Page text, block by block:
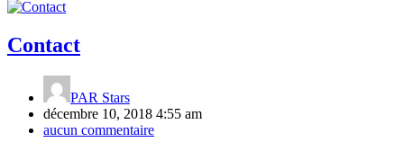
Contact
PAR Stars
décembre 10, 2018 4:55 am
aucun commentaire